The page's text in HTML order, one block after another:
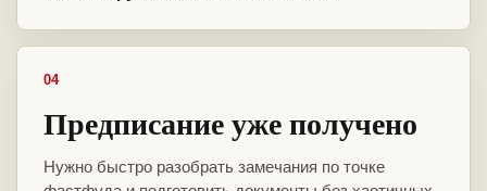
04
Предписание уже получено
Нужно быстро разобрать замечания по точке